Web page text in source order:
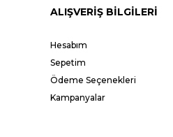
ALIŞVERİŞ BİLGİLERİ
Hesabım
Sepetim
Ödeme Seçenekleri
Kampanyalar